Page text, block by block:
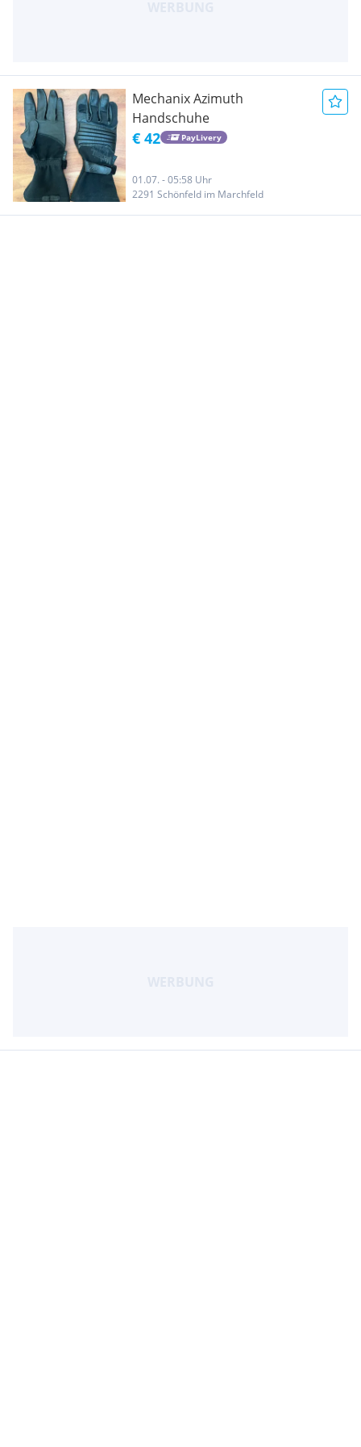
Mechanix Azimuth
Handschuhe
€ 42 PayLivery
01.07. - 05:58 Uhr
2291 Schönfeld im Marchfeld